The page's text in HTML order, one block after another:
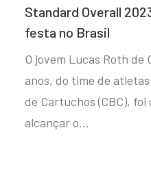
Standard Overall
festa no Brasil
O jovem Lucas Roth de
anos, do time de
de Cartuchos (CBC),
alcançar o…